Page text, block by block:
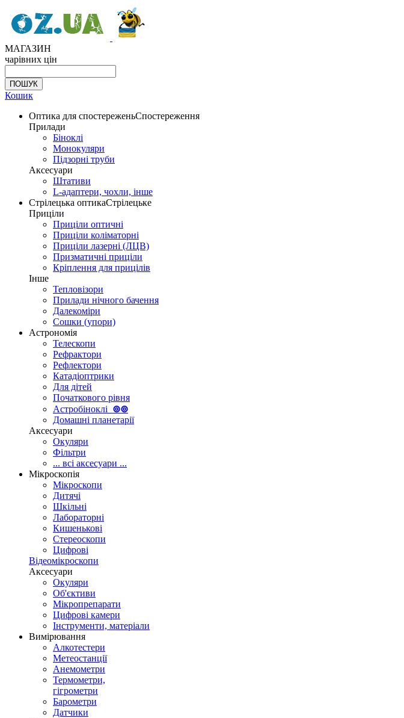
МАГАЗИН
чарівних цін
Кошик
Оптика для спостереженьСпостереження
Прилади
Біноклі
Монокуляри
Підзорні труби
Аксесуари
Штативи
L-адаптери, чохли, інше
Стрілецька оптикаСтрілецьке
Приціли
Приціли оптичні
Приціли коліматорні
Приціли лазерні (ЛЦВ)
Призматичні приціли
Кріплення для прицілів
Інше
Тепловізори
Прилади нічного бачення
Далекоміри
Сошки (упори)
Астрономія
Телескопи
Рефрактори
Рефлектори
Катадіоптрики
Для дітей
Початкового рівня
Астробіноклі ⊚⊚
Домашні планетарії
Аксесуари
Окуляри
Фільтри
... всі аксесуари ...
Мікроскопія
Мікроскопи
Дитячі
Шкільні
Лабораторні
Кишенькові
Стереоскопи
Цифрові
Відеомікроскопи
Аксесуари
Окуляри
Об'єктиви
Мікропрепарати
Цифрові камери
Інструменти, матеріали
Вимірювання
Алкотестери
Метеостанції
Анемометри
Термометри,
гігрометри
Барометри
Датчики